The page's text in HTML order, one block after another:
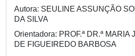
Autora: SEULINE ASSUNÇÃO
DA SILVA
Orientadora: PROF.ª DR.ª MARIA
DE FIGUEIREDO BARBOSA